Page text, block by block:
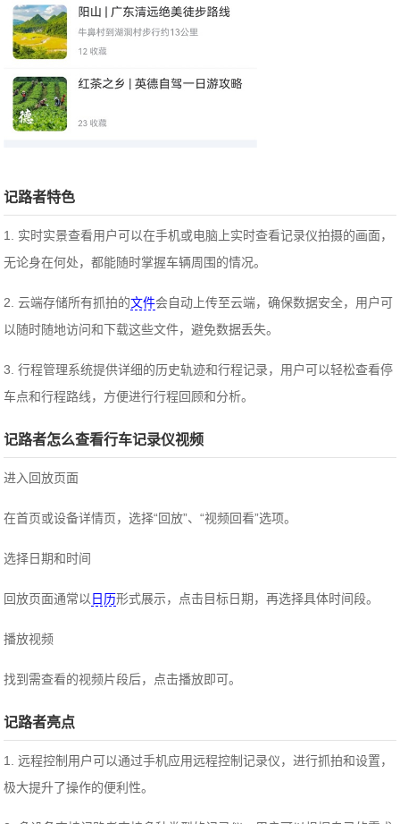
记路者特色
1. 实时实景查看用户可以在手机或电脑上实时查看记录仪拍摄的画面，
无论身在何处，都能随时掌握车辆周围的情况。
2. 云端存储所有抓拍的文件会自动上传至云端，确保数据安全，用户可
以随时随地访问和下载这些文件，避免数据丢失。
3. 行程管理系统提供详细的历史轨迹和行程记录，用户可以轻松查看停
车点和行程路线，方便进行行程回顾和分析。
记路者怎么查看行车记录仪视频
进入回放页面
在首页或设备详情页，选择“回放”、“视频回看”选项。
选择日期和时间
回放页面通常以 日历形式展示，点击目标日期，再选择具体时间段。
播放视频
找到需查看的视频片段后，点击播放即可。
记路者亮点
1. 远程控制用户可以通过手机应用远程控制记录仪，进行抓拍和设置，
极大提升了操作的便利性。